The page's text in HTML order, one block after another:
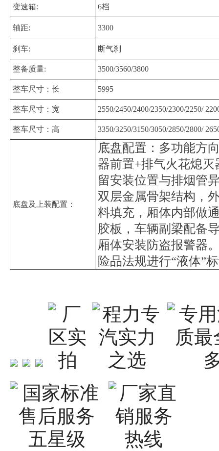
变速箱: 6档
轴距: 3300
刹车: 断气刹
整备质量: 3500/3560/3800
整车尺寸：长 5995
整车尺寸：宽 2550/2450/2400/2350/2300/2250/
整车尺寸：高 3350/3250/3150/3050/2850/2800/
底盘及上装配置：
底盘配置：多功能方
器前置+排气火花熄
留安装位置与
双层金属骨架结构，
料填充，厢体内部做
胶板，车辆副梁配备
厢体安装防盗报警器
险品法规进行“液体”